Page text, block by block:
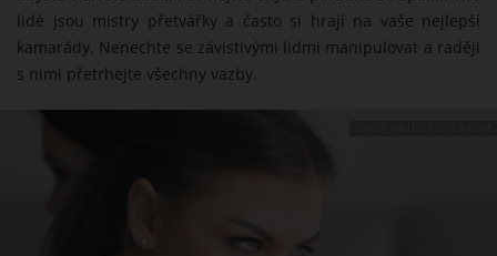
lidé jsou mistry přetvářky a často si hrají na vaše nejlepší
kamarády. Nenechte se závistivými lidmi manipulovat a raději
s nimi přetrhejte všechny vazby.